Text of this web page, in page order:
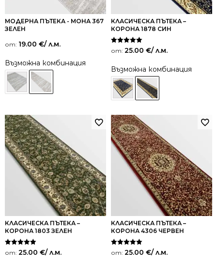
МОДЕРНА ПЪТЕКА - МОНА 367
ЗЕЛЕН
от: 19.00 €/ л.м.
Възможна комбинация
КЛАСИЧЕСКА ПЪТЕКА –
КОРОНА 1878 СИН
Оценено на
5.00
от: 25.00 €/ л.м.
Възможна комбинация
КЛАСИЧЕСКА ПЪТЕКА –
КОРОНА 1803 ЗЕЛЕН
Оценено на
5.00
от: 25.00 €/ л.м.
КЛАСИЧЕСКА ПЪТЕКА –
КОРОНА 4306 ЧЕРВЕН
Оценено на
5.00
от: 25.00 €/ л.м.